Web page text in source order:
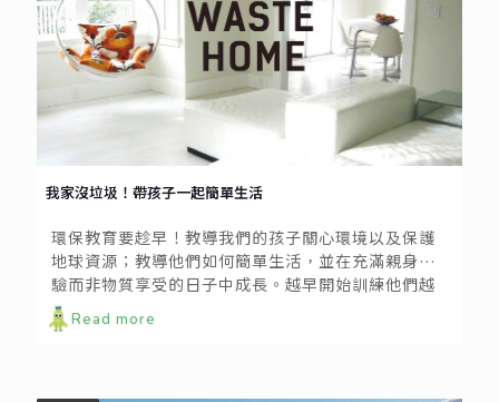
我家沒垃圾！帶孩子一起簡單生活
環保教育要趁早！教導我們的孩子關心環境以及保護
地球資源；教導他們如何簡單生活，並在充滿親身體
驗而非物質享受的日子中成長。越早開始訓練他們越
好，因為年幼的純潔心靈能像海綿一樣吸收外界給予
的事物，但是教育永遠不嫌遲，無論年齡大小，都不
Read more